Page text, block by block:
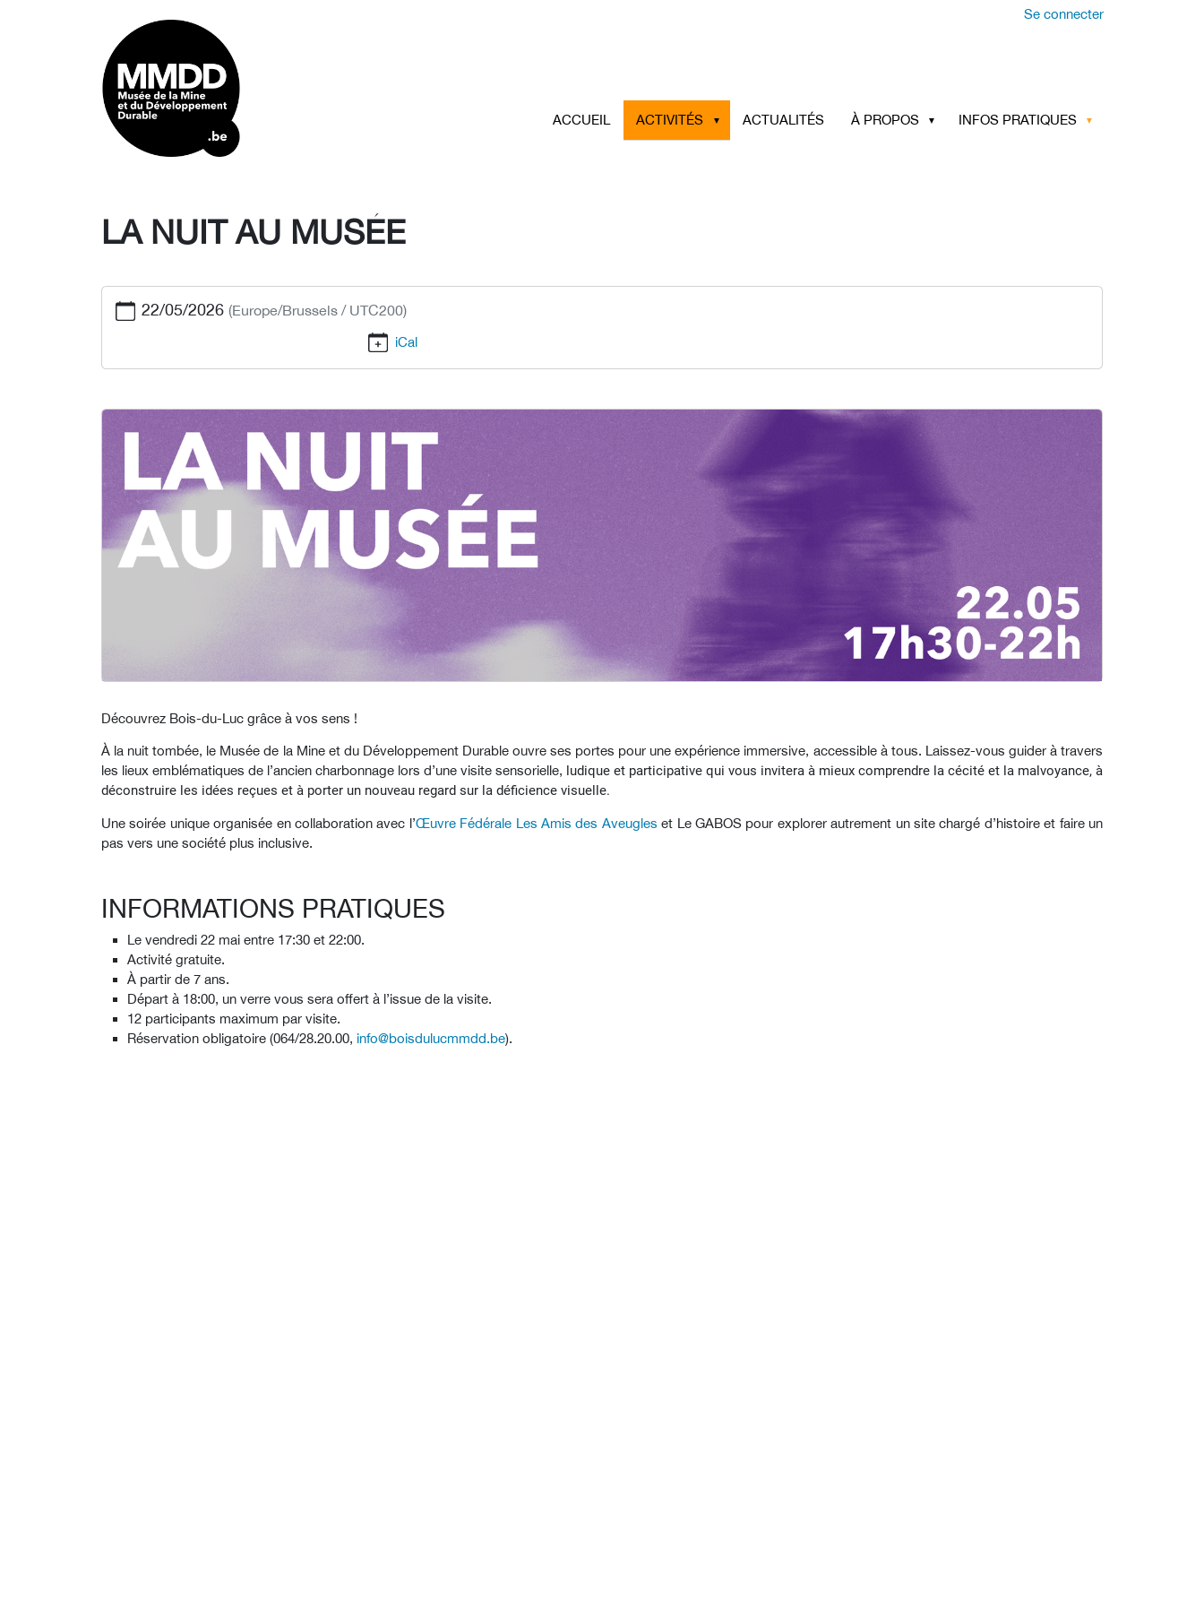
Se connecter
ACCUEIL ACTIVITÉS ACTUALITÉS À PROPOS INFOS PRATIQUES
LA NUIT AU MUSÉE
22/05/2026 (Europe/Brussels / UTC200)
iCal
Découvrez Bois-du-Luc grâce à vos sens !
À la nuit tombée, le Musée de la Mine et du Développement Durable ouvre ses portes pour une expérience immersive, accessible à tous. Laissez-vous guider à travers
les lieux emblématiques de l’ancien charbonnage lors d’une visite sensorielle, ludique et participative qui vous invitera à mieux comprendre la cécité et la malvoyance, à
déconstruire les idées reçues et à porter un nouveau regard sur la déficience visuelle.
Une soirée unique organisée en collaboration avec l’Œuvre Fédérale Les Amis des Aveugles et Le GABOS pour explorer autrement un site chargé d’histoire et faire un
pas vers une société plus inclusive.
INFORMATIONS PRATIQUES
Le vendredi 22 mai entre 17:30 et 22:00.
Activité gratuite.
À partir de 7 ans.
Départ à 18:00, un verre vous sera offert à l’issue de la visite.
12 participants maximum par visite.
Réservation obligatoire (064/28.20.00, info@boisdulucmmdd.be).